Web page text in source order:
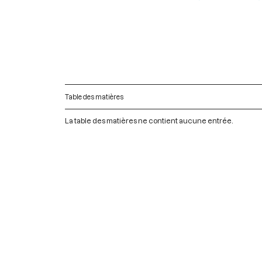
Table des matières
La table des matières ne contient aucune entrée.